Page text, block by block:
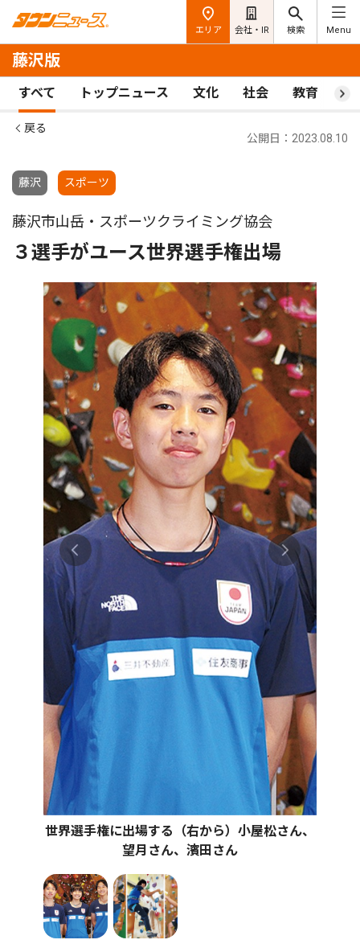
エリア 会社・IR 検索 Menu
藤沢版
すべて トップニュース 文化 社会 教育 ス
戻る
藤沢 スポーツ
公開日：2023.08.10
藤沢市山岳・スポーツクライミング協会
３選手がユース世界選手権出場
世界選手権に出場する（右から）小屋松さん、
望月さん、濱田さん